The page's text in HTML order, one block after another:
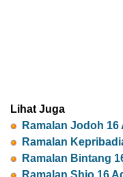
Lihat Juga
Ramalan Jodoh
Ramalan
Ramalan Bintang